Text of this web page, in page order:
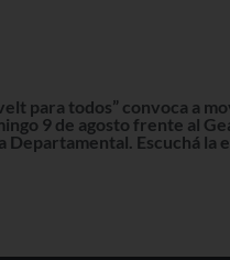
para todos” convoca a
9 de agosto frente al
Departamental. Escuchá la